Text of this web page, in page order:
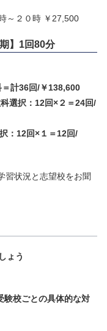
～２０時 ￥27,500
】1回80分
計36回/￥138,600
選択：12回×２＝24回/
：12回×１＝12回/
習状況と志望校をお聞
ょう
験校ごとの具体的な対